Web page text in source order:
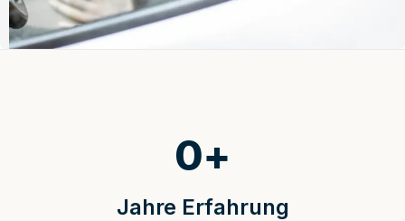
Jahre Erfahrung
0+